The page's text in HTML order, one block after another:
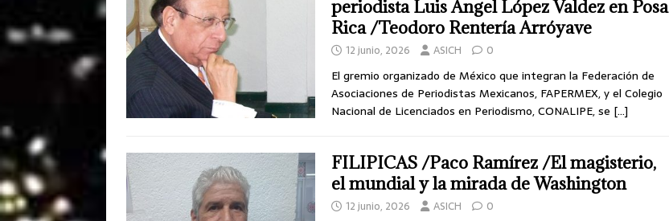
periodista Luis Angel López Valdez en Posa
Rica /Teodoro Rentería Arróyave
12 junio, 2026 ASICH 0
El gremio organizado de México que integran la Federación de
Asociaciones de Periodistas Mexicanos, FAPERMEX, y el Colegio
Nacional de Licenciados en Periodismo, CONALIPE, se […]
FILIPICAS /Paco Ramírez /El magisterio,
el mundial y la mirada de Washington
12 junio, 2026 ASICH 0